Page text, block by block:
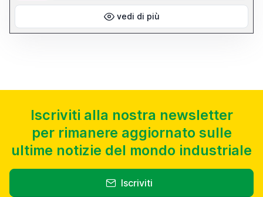
vedi di più
Iscriviti alla nostra newsletter
per rimanere aggiornato sulle
ultime notizie del mondo industriale
Iscriviti